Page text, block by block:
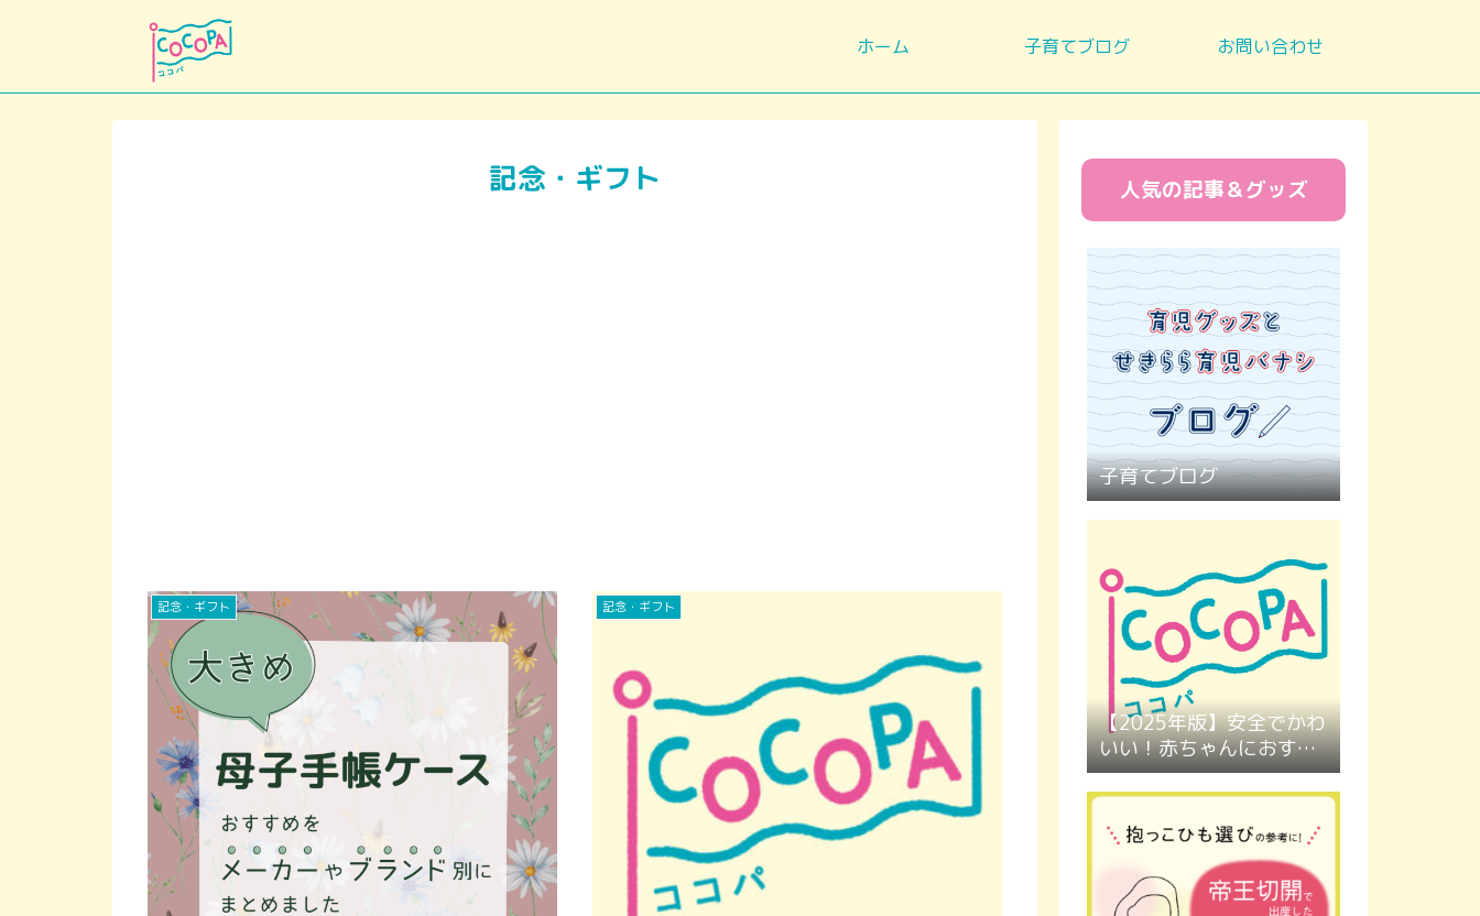
ホーム 子育てブログ お問い合わせ
記念・ギフト
記念・ギフト 記念・ギフト
人気の記事＆グッズ
子育てブログ
【2025年版】安全でかわ
いい！赤ちゃんにおすす
めのカラーボール４選｜
ボールプールにもぴった
り